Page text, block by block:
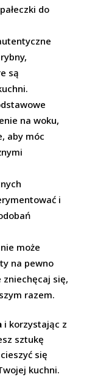
do
są
na woku,
aby móc
i
może
na pewno
zniechęcaj się,
razem.
i korzystając z
sztukę
się
kuchni.